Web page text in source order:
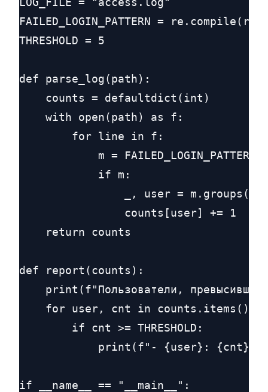
FAILED_LOGIN_PATTERN =
THRESHOLD = 5
def parse_log(path):
    counts = defaultdict(int)
    with open(path) as f:
        for line in f:
m =
            if m:
                _, user = m.groups()
                counts[user] += 1
    return counts
def report(counts):
print(f"Пользователи,
    for user, cnt in counts.items():
        if cnt >= THRESHOLD:
            print(f"- {user}: {cnt}")
if __name__ == "__main__":